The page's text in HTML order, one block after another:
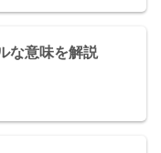
な意味を解説